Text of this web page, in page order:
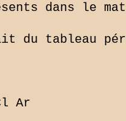
dans le
du tableau
Ar